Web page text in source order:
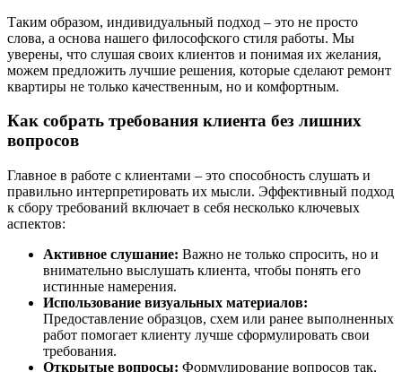
Таким образом, индивидуальный подход – это не просто
слова, а основа нашего философского стиля работы. Мы
уверены, что слушая своих клиентов и понимая их желания,
можем предложить лучшие решения, которые сделают ремонт
квартиры не только качественным, но и комфортным.
Как собрать требования клиента без лишних
вопросов
Главное в работе с клиентами – это способность слушать и
правильно интерпретировать их мысли. Эффективный подход
к сбору требований включает в себя несколько ключевых
аспектов:
Активное слушание: Важно не только спросить, но и
внимательно выслушать клиента, чтобы понять его
истинные намерения.
Использование визуальных материалов:
Предоставление образцов, схем или ранее выполненных
работ помогает клиенту лучше сформулировать свои
требования.
Открытые вопросы: Формулирование вопросов так,